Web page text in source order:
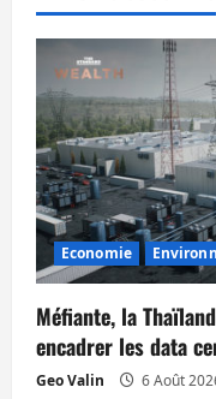
t
i
o
n
d
’
a
r
Economie
Méfiante, la
encadrer les data
Geo Valin 6 Août